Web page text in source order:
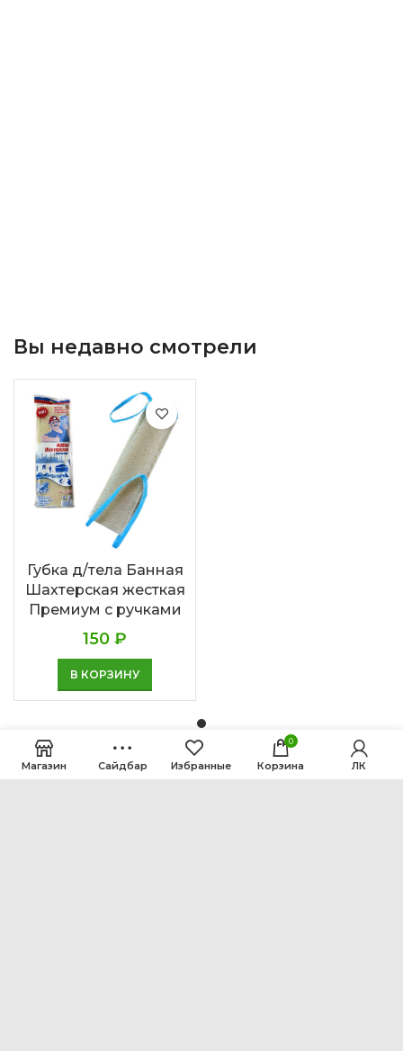
Вы недавно смотрели
Губка д/тела Банная
Шахтерская жесткая
Премиум с ручками
150 ₽
В КОРЗИНУ
Магазин Сайдбар Избранные
0
Корзина ЛК